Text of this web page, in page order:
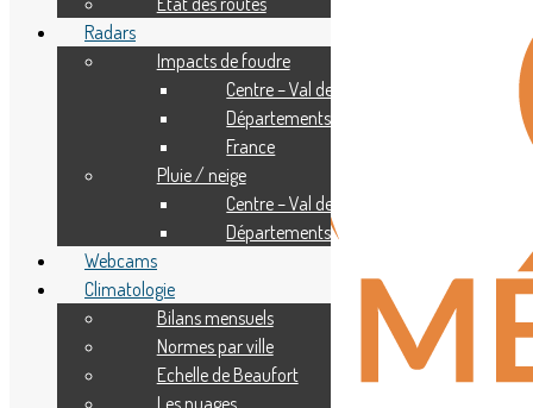
Radars
Impacts de foudre
Centre – Val de Loire
Départements
France
Pluie / neige
Centre – Val de Loire
Départements
Webcams
Climatologie
Bilans mensuels
Normes par ville
Echelle de Beaufort
Les nuages